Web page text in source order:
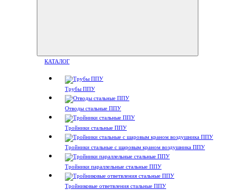
КАТАЛОГ
Трубы ППУ
Отводы стальные ППУ
Тройники стальные ППУ
Тройники стальные с шаровым краном воздушника ППУ
Тройники параллельные стальные ППУ
Тройниковые ответвления стальные ППУ